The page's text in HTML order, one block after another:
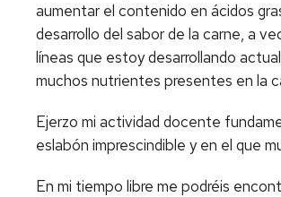
aumentar el contenido en ácidos
desarrollo del sabor de la carne, a
líneas que estoy desarrollando
muchos nutrientes presentes en la
Ejerzo mi actividad docente
eslabón imprescindible y en el que
En mi tiempo libre me podréis